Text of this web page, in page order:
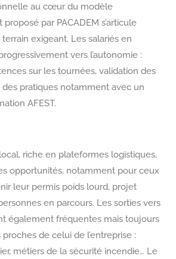
au cœur du modèle
proposé par PACADEM s’articule
terrain exigeant. Les salariés en
vers l’autonomie :
sur les tournées, validation des
des pratiques notamment avec un
AFEST.
riche en plateformes logistiques,
opportunités, notamment pour ceux
leur permis poids lourd, projet
en parcours. Les sorties vers
également fréquentes mais toujours
de celui de l’entreprise :
métiers de la sécurité incendie… Le